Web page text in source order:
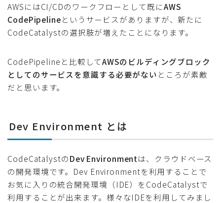
AWSにはCI/CDのワークフローとして既にAWS
CodePipelineというサービスがありますが、新たに
CodeCatalystの選択肢が増えたことになります。
CodePipelineと比較してAWSのビルディングブロック
としてのサービスを意識する必要がない ところが素敵
だと思います。
Dev Environment とは
CodeCatalystのDev Environmentは、クラウドベース
の開発環境です。Dev Environmentを利用することで
お気に入りの統合開発環境（IDE）をCodeCatalystで
利用することが出来ます。様々なIDEを利用してみまし